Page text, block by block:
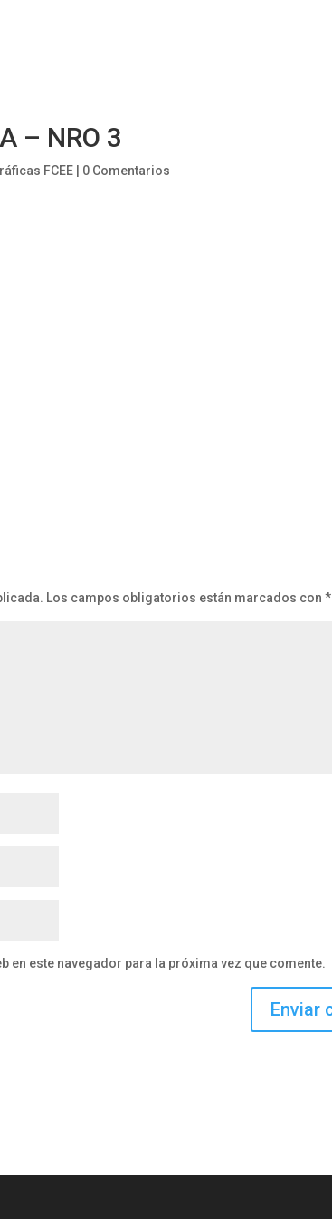
– NRO 3
FCEE 0 Comentarios
Los campos obligatorios están marcados con*
en este navegador para la próxima vez que comente.